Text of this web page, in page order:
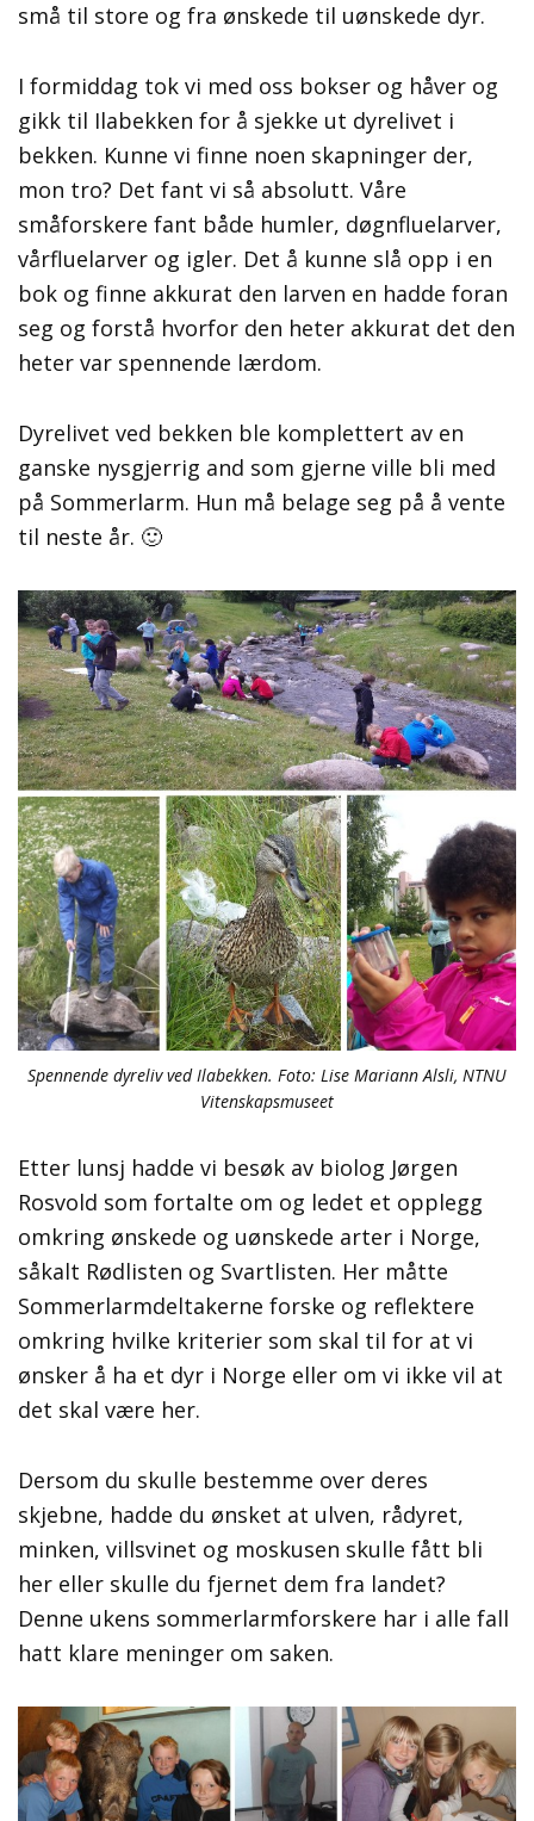
små til store og fra ønskede til uønskede dyr.
I formiddag tok vi med oss bokser og håver og
gikk til Ilabekken for å sjekke ut dyrelivet i
bekken. Kunne vi finne noen skapninger der,
mon tro? Det fant vi så absolutt. Våre
småforskere fant både humler, døgnfluelarver,
vårfluelarver og igler. Det å kunne slå opp i en
bok og finne akkurat den larven en hadde foran
seg og forstå hvorfor den heter akkurat det den
heter var spennende lærdom.
Dyrelivet ved bekken ble komplettert av en
ganske nysgjerrig and som gjerne ville bli med
på Sommerlarm. Hun må belage seg på å vente
til neste år. 🙂
Spennende dyreliv ved Ilabekken. Foto: Lise Mariann Alsli, NTNU
Vitenskapsmuseet
Etter lunsj hadde vi besøk av biolog Jørgen
Rosvold som fortalte om og ledet et opplegg
omkring ønskede og uønskede arter i Norge,
såkalt Rødlisten og Svartlisten. Her måtte
Sommerlarmdeltakerne forske og reflektere
omkring hvilke kriterier som skal til for at vi
ønsker å ha et dyr i Norge eller om vi ikke vil at
det skal være her.
Dersom du skulle bestemme over deres
skjebne, hadde du ønsket at ulven, rådyret,
minken, villsvinet og moskusen skulle fått bli
her eller skulle du fjernet dem fra landet?
Denne ukens sommerlarmforskere har i alle fall
hatt klare meninger om saken.